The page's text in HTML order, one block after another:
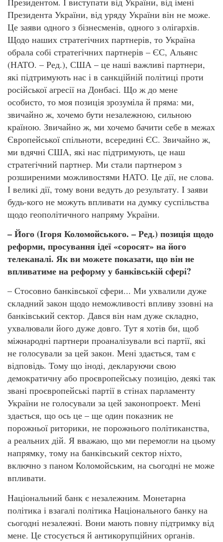
Президента України, від уряду України він не може.
Це заяви одного з бізнесменів, одного з олігархів.
Щодо наших стратегічних партнерів, то Україна
обрала собі стратегічних партнерів – ЄС, Альянс
(НАТО. – Ред.), США – це наші важливі партнери,
які підтримують нас і в санкційній політиці проти
російської агресії на Донбасі. Що ж до мене
особисто, то моя позиція зрозуміла й пряма: ми,
звичайно ж, хочемо бути незалежною, сильною
країною. Звичайно ж, ми хочемо бачити себе в межах
Європейської спільноти, всередині ЄС. Звичайно ж,
ми вдячні США, які нас підтримують, це наш
стратегічний партнер. Ми стали партнером з
розширеними можливостями НАТО. Це дії, не слова.
І великі дії, тому вони ведуть до результату. І заяви
будь-кого не можуть впливати на думку суспільства
щодо геополітичного напряму України.
– Його (Ігоря Коломойського. – Ред.) позиція щодо
реформи, просування ідеї «соросят» на його
телеканалі. Як ви можете показати, що він не
впливатиме на реформу у банківській сфері?
– Стосовно банківської сфери... Ми ухвалили дуже
складний закон щодо неможливості впливу ззовні на
банківський сектор. Дався він нам дуже складно,
ухвалювали його дуже довго. Тут я хотів би, щоб
міжнародні партнери проаналізували всі партії, які
не голосували за цей закон. Мені здається, там є
відповідь. Тому що іноді, декларуючи свою
демократичну або проєвропейську позицію, деякі так
звані проєвропейські партії в стінах парламенту
України не голосували за цей законопроект. Мені
здається, що ось це – ще один показник не
порожньої риторики, не порожнього політиканства,
а реальних дій. Я вважаю, що ми перемогли на цьому
напрямку, тому на банківський сектор ніхто,
включно з паном Коломойським, на сьогодні не може
впливати.
Національний банк є незалежним. Монетарна
політика і взагалі політика Національного банку на
сьогодні незалежні. Вони мають повну підтримку від
мене. Це стосується й антикорупційних органів.